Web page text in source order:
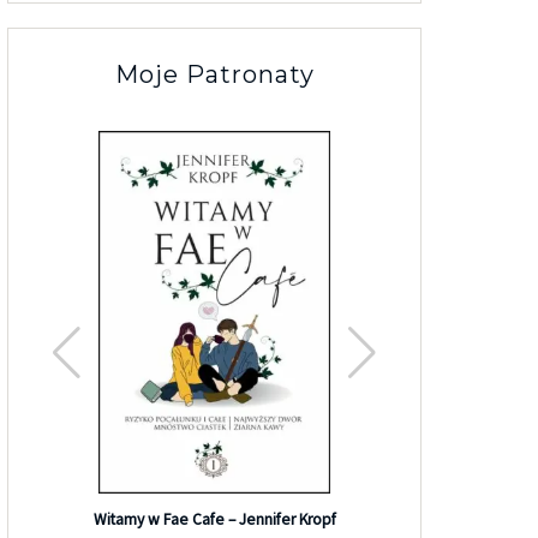
Moje Patronaty
Witamy w Fae Cafe – Jennifer Kropf